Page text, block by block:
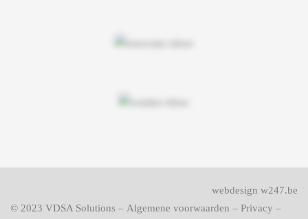
© 2023 VDSA Solutions – Algemene voorwaarden – Privacy –
webdesign w247.be